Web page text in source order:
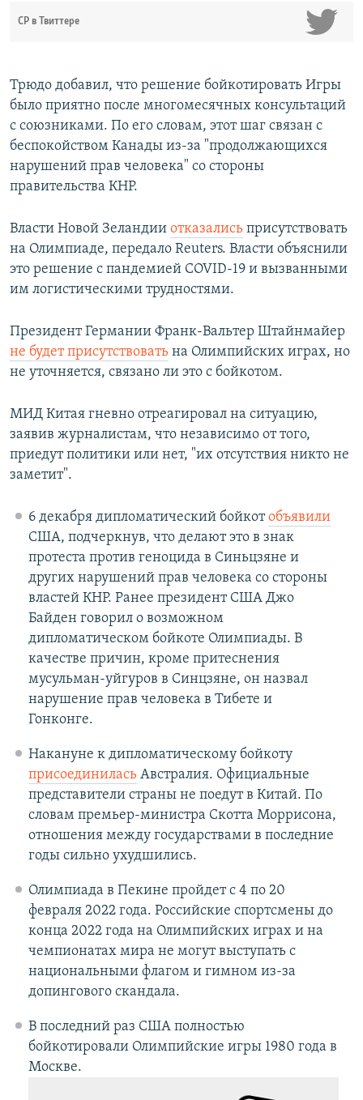
СР в Твиттере
Трюдо добавил, что решение бойкотировать Игры
было приятно после многомесячных консультаций
с союзниками. По его словам, этот шаг связан с
беспокойством Канады из-за "продолжающихся
нарушений прав человека" со стороны
правительства КНР.
Власти Новой Зеландии отказались присутствовать
на Олимпиаде, передало Reuters. Власти объяснили
это решение с пандемией COVID-19 и вызванными
им логистическими трудностями.
Президент Германии Франк-Вальтер Штайнмайер
не будет присутствовать на Олимпийских играх, но
не уточняется, связано ли это с бойкотом.
МИД Китая гневно отреагировал на ситуацию,
заявив журналистам, что независимо от того,
приедут политики или нет, "их отсутствия никто не
заметит".
6 декабря дипломатический бойкотобъявили
США, подчеркнув, что делают это в знак
протеста против геноцида в Синьцзяне и
других нарушений прав человека со стороны
властей КНР. Ранее президент США Джо
Байден говорил о возможном
дипломатическом бойкоте Олимпиады. В
качестве причин, кроме притеснения
мусульман-уйгуров в Синцзяне, он назвал
нарушение прав человека в Тибете и
Гонконге.
Накануне к дипломатическому бойкоту
присоединиласьАвстралия. Официальные
представители страны не поедут в Китай. По
словам премьер-министра Скотта Моррисона,
отношения между государствами в последние
годы сильно ухудшились.
Олимпиада в Пекине пройдет с 4 по 20
февраля 2022 года. Российские спортсмены до
конца 2022 года на Олимпийских играх и на
чемпионатах мира не могут выступать с
национальными флагом и гимном из-за
допингового скандала.
В последний раз США полностью
бойкотировали Олимпийские игры 1980 года в
Москве.